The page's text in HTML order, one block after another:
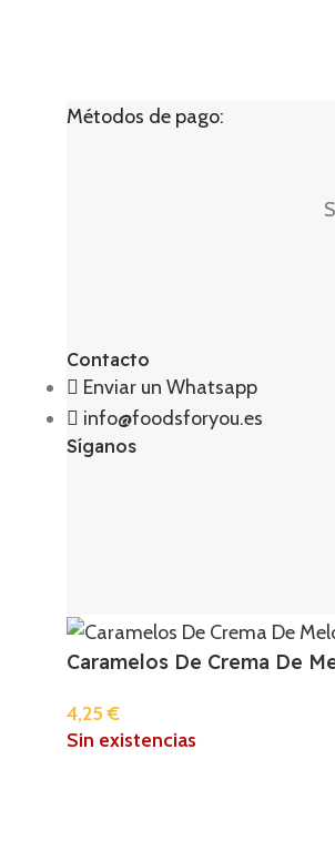
Métodos de pago:
Contacto
Enviar un Whatsapp
info@foodsforyou.es
Síganos
Caramelos De Crema De
4,25€
Sin existencias